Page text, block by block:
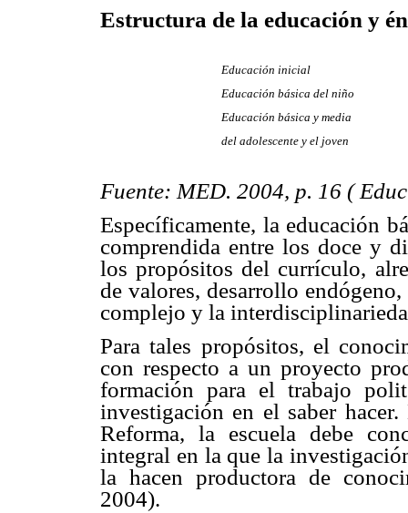
Estructura de la educación y
Educación inicial
Educación básica del niño
Educación básica y media
del adolescente y el joven
Fuente: MED. 2004, p. 16 (
Específicamente, la educación
comprendida entre los doce y
los propósitos del currículo,
de valores, desarrollo
complejo y la
Para tales propósitos, el
con respecto a un proyecto
formación para el trabajo
investigación en el saber
Reforma, la escuela debe
integral en la que la
la hacen productora de
2004).